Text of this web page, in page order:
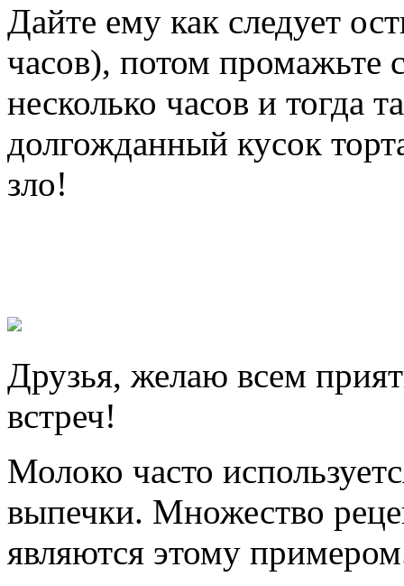
Дайте ему как следует
часов), потом промажьте
несколько часов и тогда
долгожданный кусок
зло!
Друзья, желаю всем
встреч!
Молоко часто
выпечки. Множество
являются этому